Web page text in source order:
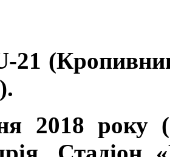
21
2018 року